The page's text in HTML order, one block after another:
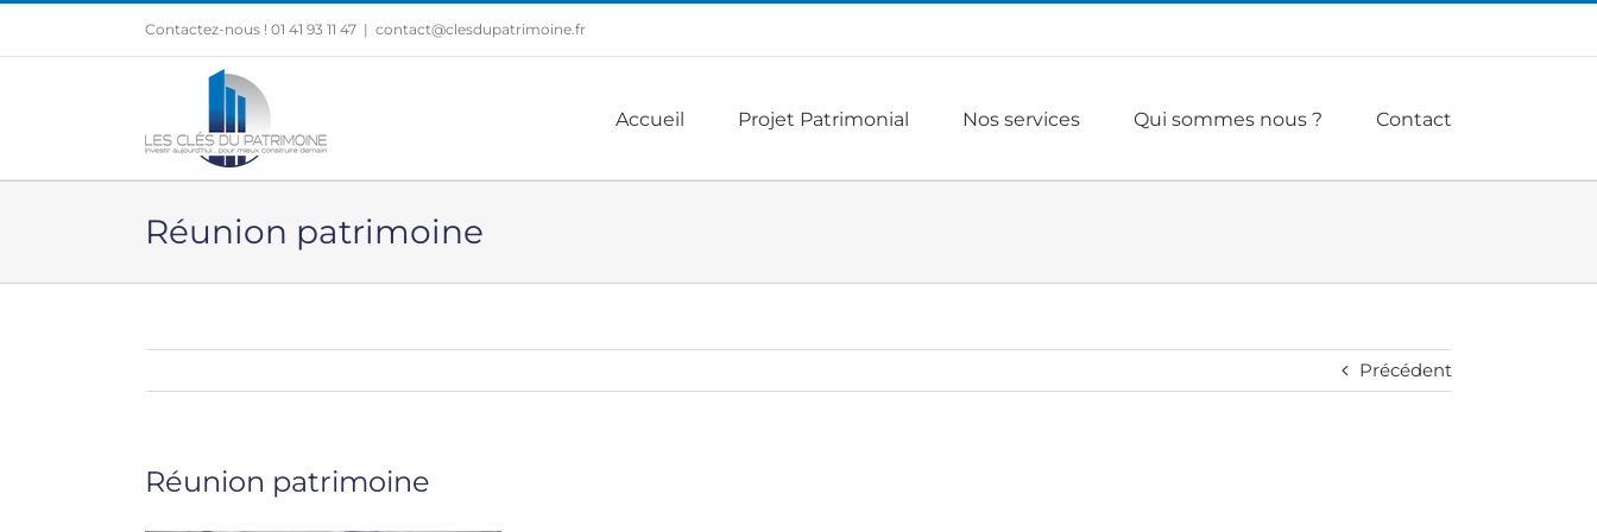
Passer
contenu
Contactez-nous ! 01 41 93 11 47 | contact@clesdupatrimoine.fr
Accueil Projet Patrimonial Nos services Qui sommes nous ? Contact
Réunion patrimoine
Précédent
Réunion patrimoine